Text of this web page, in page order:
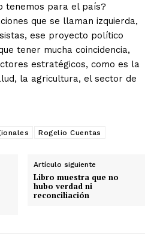
tenemos para el país?
que se llaman izquierda,
ese proyecto político
tener mucha coincidencia,
estratégicos, como es la
la agricultura, el sector de
Rogelio Cuentas
Artículo siguiente
Libro muestra que no
hubo verdad ni
reconciliación